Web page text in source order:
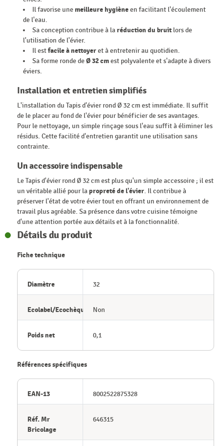
Il favorise unemeilleure hygièneen facilitant l'écoulement
de l'eau.
Sa conception contribue à laréduction du bruit lors de
l'utilisation de l'évier.
Il estfacile à nettoyeret à entretenir au quotidien.
Sa forme ronde deØ 32 cmest polyvalente et s'adapte à divers
éviers.
Installation et entretien simplifiés
L'installation du Tapis d'évier rond Ø 32 cm est immédiate. Il suffit
de le placer au fond de l'évier pour bénéficier de ses avantages.
Pour le nettoyage, un simple rinçage sous l'eau suffit à éliminer les
résidus. Cette facilité d'entretien garantit une utilisation sans
contrainte.
Un accessoire indispensable
Le Tapis d'évier rond Ø 32 cm est plus qu'un simple accessoire ; il est
un véritable allié pour lapropreté de l'évier. Il contribue à
préserver l'état de votre évier tout en offrant un environnement de
travail plus agréable. Sa présence dans votre cuisine témoigne
d'une attention portée aux détails et à la fonctionnalité.
Détails du produit
Fiche technique
Diamètre 32
Ecolabel/Ecochèque Non
Poids net 0,1
Références spécifiques
EAN-13 8002522875328
Réf. Mr
Bricolage
646315